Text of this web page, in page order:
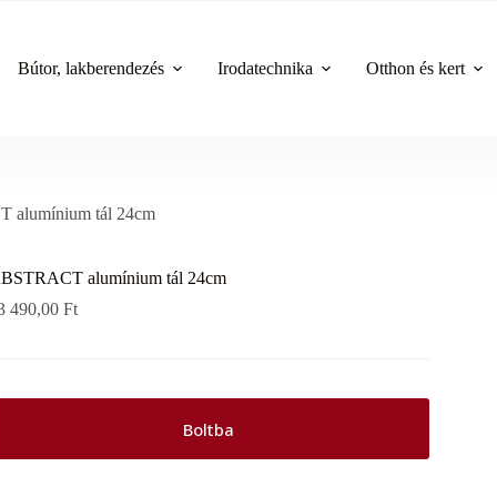
Bútor, lakberendezés Irodatechnika Otthon és kert
alumínium tál 24cm
alumínium tál 24cm
490,00Ft
Boltba